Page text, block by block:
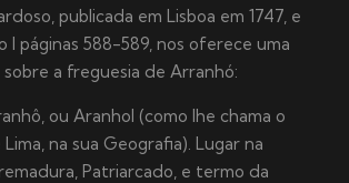
publicada em Lisboa em 1747, e
I páginas 588-589, nos oferece uma
a freguesia de Arranhó:
ou Aranhol (como lhe chama o
na sua Geografia). Lugar na
Patriarcado, e termo da